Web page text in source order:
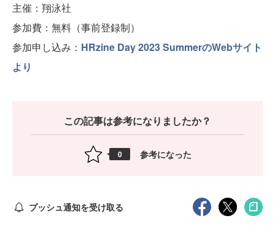
主催：翔泳社
参加費：無料（事前登録制）
参加申し込み： HRzine Day 2023 SummerのWebサイト
より
この記事は参考になりましたか？
0 参考になった
プッシュ通知を受け取る